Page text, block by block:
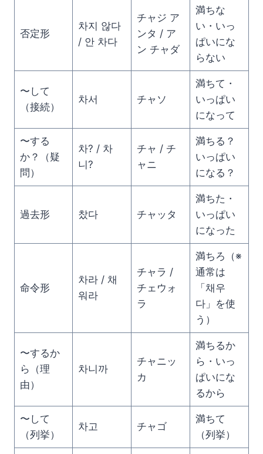
否定形
차지 않다
/ 안 차다
チャジ ア
ンタ / ア
ン チャダ
満ちな
い・いっ
ぱいにな
らない
〜して
（接続）
차서 チャソ
満ちて・
いっぱい
になって
〜する
か？（疑
問）
차? / 차
니?
チャ / チ
ャニ
満ちる？
いっぱい
になる？
過去形 찼다 チャッタ
満ちた・
いっぱい
になった
命令形
차라 / 채
워라
チャラ /
チェウォ
ラ
満ちろ（※
通常は
「채우
다」を使
う）
〜するか
ら（理
由）
차니까
チャニッ
カ
満ちるか
ら・いっ
ぱいにな
るから
〜して
（列挙）
차고 チャゴ
満ちて
（列挙）